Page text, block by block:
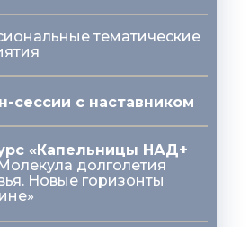
«Капельницы НАД+
долголетия
Новые горизонты
сессии с наставником
тематические